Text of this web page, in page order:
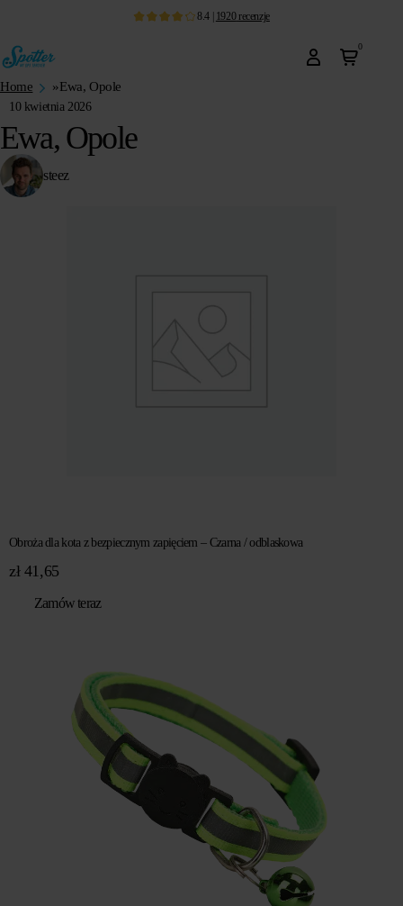
8.4 | 1920 recenzje
0
Home »Ewa, Opole
10 kwietnia 2026
Ewa, Opole
steez
Obroża dla kota z bezpiecznym zapięciem – Czarna / odblaskowa
zł41,65
Zamów teraz